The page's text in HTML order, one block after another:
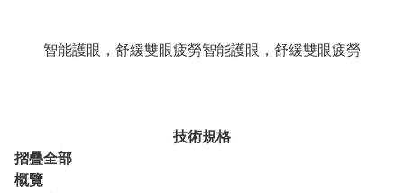
智能護眼，舒緩雙眼疲勞智能護眼，舒緩雙眼疲勞
技術規格
摺疊全部
概覽